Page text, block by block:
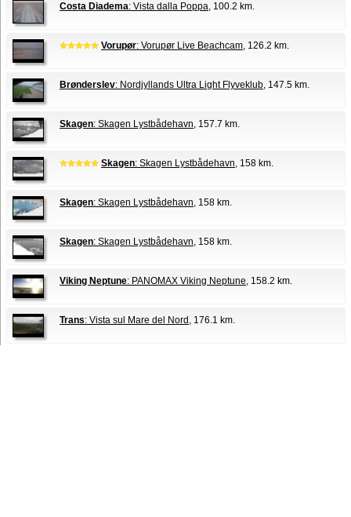
Costa Diadema: Vista dalla Poppa, 100.2 km.
Vorupør: Vorupør Live Beachcam, 126.2 km.
Brønderslev: Nordjyllands Ultra Light Flyveklub, 147.5 km.
Skagen: Skagen Lystbådehavn, 157.7 km.
Skagen: Skagen Lystbådehavn, 158 km.
Skagen: Skagen Lystbådehavn, 158 km.
Skagen: Skagen Lystbådehavn, 158 km.
Viking Neptune: PANOMAX Viking Neptune, 158.2 km.
Trans: Vista sul Mare del Nord , 176.1 km.